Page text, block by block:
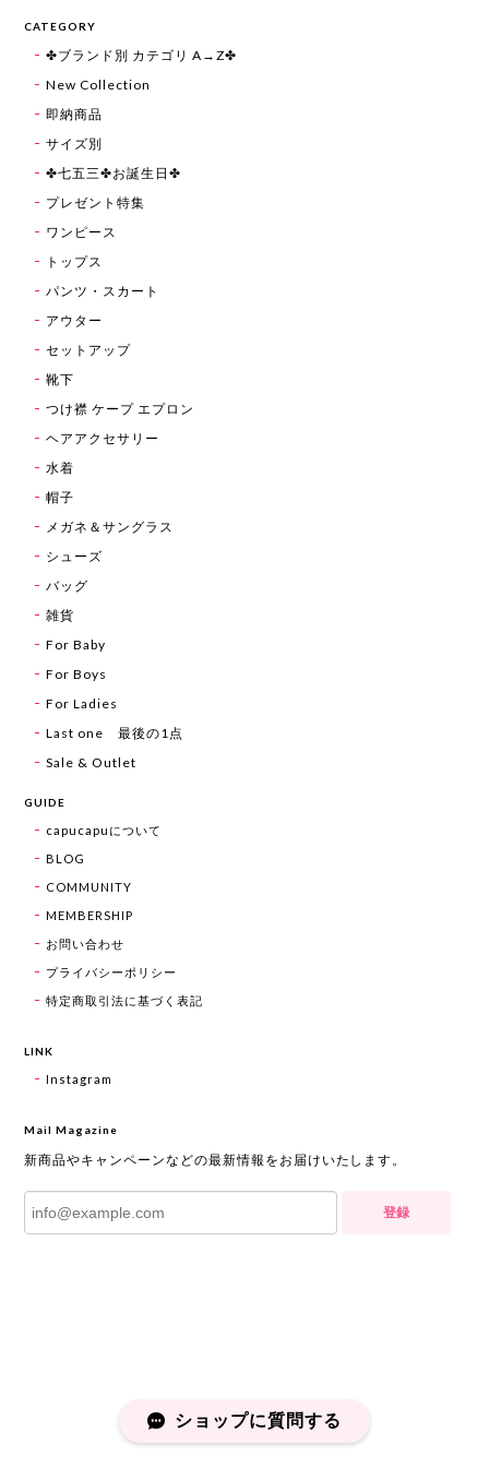
CATEGORY
✤ブランド別 カテゴリ A→Z✤
New Collection
即納商品
サイズ別
✤七五三✤お誕生日✤
プレゼント特集
ワンピース
トップス
パンツ・スカート
アウター
セットアップ
靴下
つけ襟 ケープ エプロン
ヘアアクセサリー
水着
帽子
メガネ＆サングラス
シューズ
バッグ
雑貨
For Baby
For Boys
For Ladies
Last one 最後の1点
Sale & Outlet
GUIDE
capucapuについて
BLOG
COMMUNITY
MEMBERSHIP
お問い合わせ
プライバシーポリシー
特定商取引法に基づく表記
LINK
Instagram
Mail Magazine
新商品やキャンペーンなどの最新情報をお届けいたします。
登録
ショップに質問する